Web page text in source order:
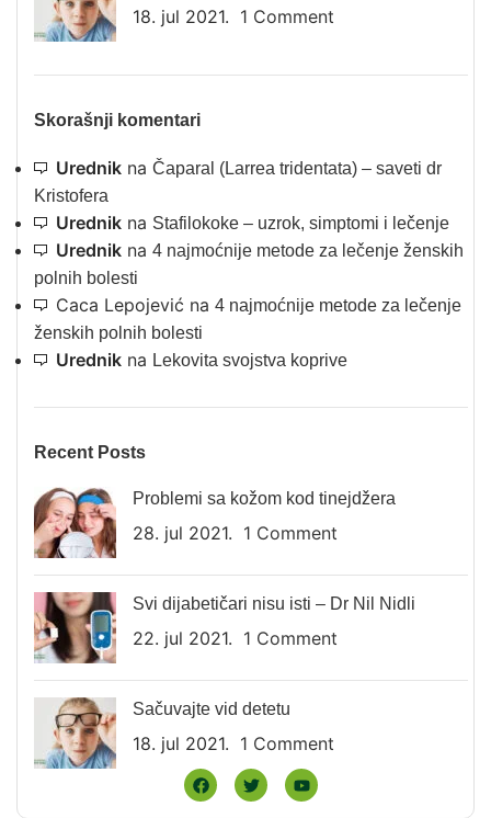
18. jul 2021. 1 Comment
Skorašnji komentari
Urednik na Čaparal (Larrea tridentata) – saveti dr
Kristofera
Urednik na Stafilokoke – uzrok, simptomi i lečenje
Urednik na 4 najmoćnije metode za lečenje ženskih
polnih bolesti
Caca Lepojević na 4 najmoćnije metode za lečenje
ženskih polnih bolesti
Urednik na Lekovita svojstva koprive
Recent Posts
Problemi sa kožom kod tinejdžera
28. jul 2021. 1 Comment
Svi dijabetičari nisu isti – Dr Nil Nidli
22. jul 2021. 1 Comment
Sačuvajte vid detetu
18. jul 2021. 1 Comment